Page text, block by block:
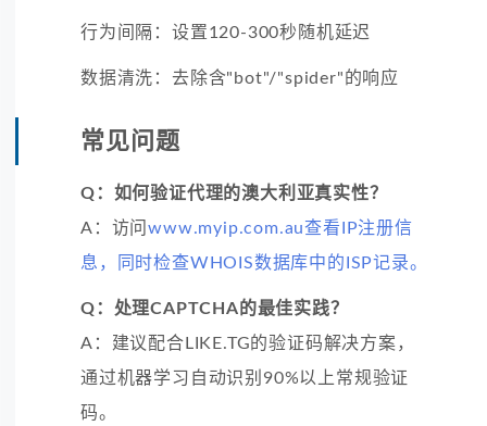
行为间隔：设置120-300秒随机延迟
数据清洗：去除含"bot"/"spider"的响应
常见问题
Q：如何验证代理的澳大利亚真实性？
A：访问www.myip.com.au查看IP注册信
息，同时检查WHOIS数据库中的ISP记录。
Q：处理CAPTCHA的最佳实践？
A：建议配合LIKE.TG的验证码解决方案，
通过机器学习自动识别90%以上常规验证
码。